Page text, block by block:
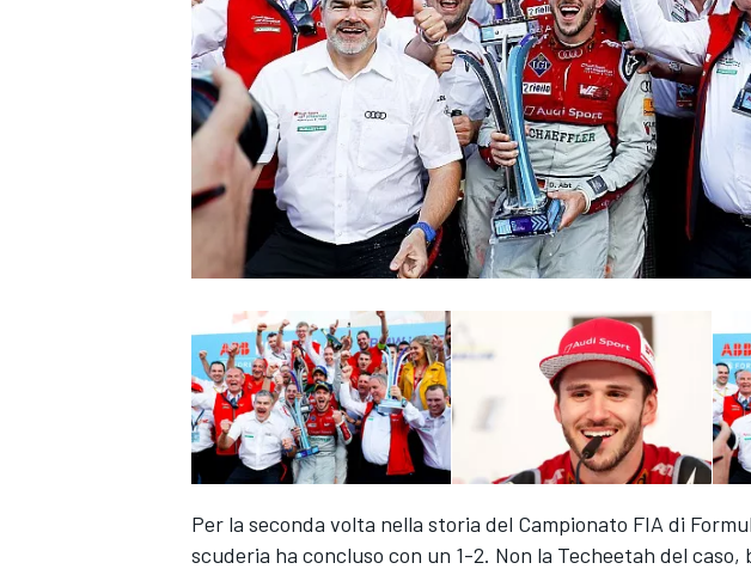
MONOPOSTO
Per la seconda volta nella storia del Campionato FIA di
scuderia ha concluso con un 1-2. Non la Techeetah del caso,